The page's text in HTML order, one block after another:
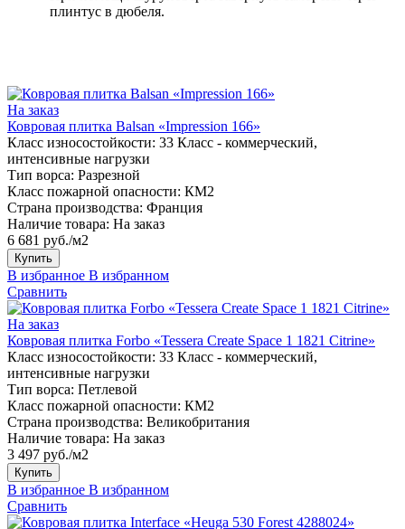
плинтус в дюбеля.
На заказ
Ковровая плитка Balsan «Impression 166»
Класс износостойкости: 33 Класс - коммерческий,
интенсивные нагрузки
Тип ворса: Разрезной
Класс пожарной опасности: КМ2
Страна производства: Франция
Наличие товара: На заказ
6 681 руб./м2
Купить
В избранное В избранном
Сравнить
На заказ
Ковровая плитка Forbo «Tessera Create Space 1 1821 Citrine»
Класс износостойкости: 33 Класс - коммерческий,
интенсивные нагрузки
Тип ворса: Петлевой
Класс пожарной опасности: КМ2
Страна производства: Великобритания
Наличие товара: На заказ
3 497 руб./м2
Купить
В избранное В избранном
Сравнить